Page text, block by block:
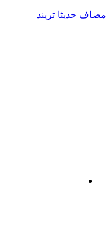
مضاف حديثا تريند